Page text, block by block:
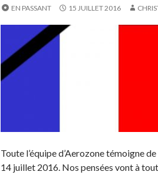
EN PASSANT
15 JUILLET 2016
Toute l’équipe d’Aerozone témoigne
14 juillet 2016. Nos pensées vont à